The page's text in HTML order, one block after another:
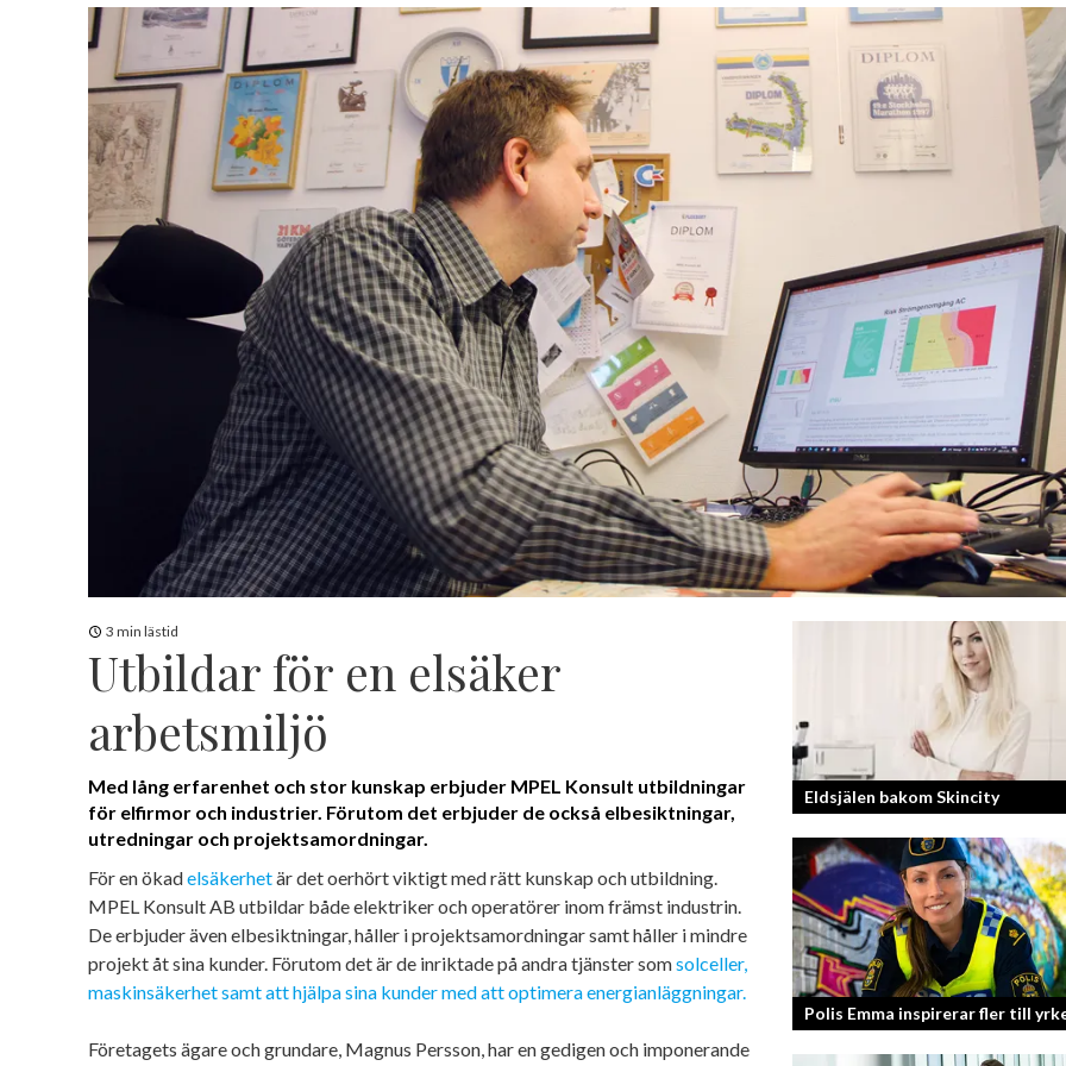
3 min lästid
Utbildar för en elsäker
arbetsmiljö
Med lång erfarenhet och stor kunskap erbjuder MPEL Konsult utbildningar
för elfirmor och industrier. Förutom det erbjuder de också elbesiktningar,
utredningar och projektsamordningar.
För en ökadelsäkerhetär det oerhört viktigt med rätt kunskap och utbildning.
MPEL Konsult AB utbildar både elektriker och operatörer inom främst industrin.
De erbjuder även elbesiktningar, håller i projektsamordningar samt håller i mindre
projekt åt sina kunder. Förutom det är de inriktade på andra tjänster somsolceller,
maskinsäkerhet samt att hjälpa sina kunder med att optimera energianläggningar.
Företagets ägare och grundare, Magnus Persson, har en gedigen och imponerande
Eldsjälen bakom Skincity
Annica Forsgren Kjellman ligger
skönhetsimperiet Skincity –
hudvård online.
Polis Emma inspirerar fler till